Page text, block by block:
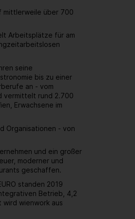
mittlerweile über 700
Arbeitsplätze für am
seine
bis zu einer
an - vom
vermittelt rund 2.700
Erwachsene im
Organisationen - von
und ein großer
moderner und
geschaffen.
standen 2019
Betrieb, 4,2
wienwork aus